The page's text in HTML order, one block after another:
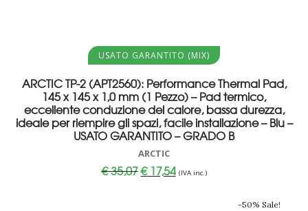
Aggiungi al carrello
USATO GARANTITO (MIX)
ARCTIC TP-2 (APT2560): Performance Thermal Pad,
145 x 145 x 1,0 mm (1 Pezzo) – Pad termico,
eccellente conduzione del calore, bassa durezza,
ideale per riempire gli spazi, facile installazione – Blu –
USATO GARANTITO – GRADO B
ARCTIC
€35,07Il
prezzo
€17,54Il
prezzo
(IVA inc.)
-50% Sale!